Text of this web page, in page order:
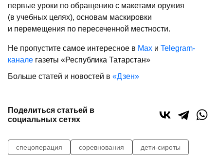
первые уроки по обращению с макетами оружия
(в учебных целях), основам маскировки
и перемещения по пересеченной местности.
Не пропустите самое интересное в Max и Telegram-
канале газеты «Республика Татарстан»
Больше статей и новостей в «Дзен»
Поделиться статьей в
социальных сетях
спецоперация соревнования
дети-сироты